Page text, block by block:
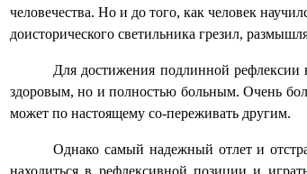
человечества. Но и до того, как человек
доисторического светильника грезил,
Для достижения подлинной
здоровым, но и полностью больным. Очень
может по настоящему со-переживать другим.
Однако самый надежный отлет и